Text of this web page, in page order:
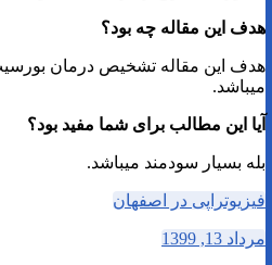
هدف این مقاله چه بود؟
هدف این مقاله تشخیص درمان
میباشد.
آیا این مطالب برای شما مفید بود؟
بله بسیار سودمند میباشد.
فیزیوتراپی در اصفهان
مرداد 13, 1399